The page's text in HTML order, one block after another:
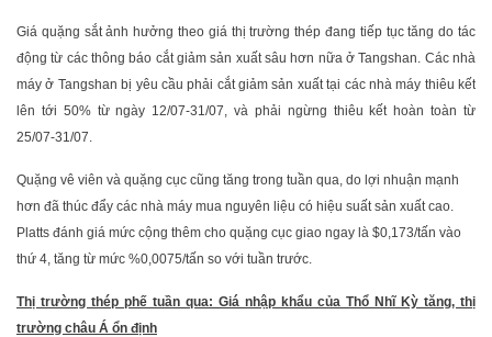
Giá quặng sắt ảnh hưởng theo giá thị trường thép đang tiếp tục tăng do tác
động từ các thông báo cắt giảm sản xuất sâu hơn nữa ở Tangshan. Các nhà
máy ở Tangshan bị yêu cầu phải cắt giảm sản xuất tại các nhà máy thiêu kết
lên tới 50% từ ngày 12/07-31/07, và phải ngừng thiêu kết hoàn toàn từ
25/07-31/07.
Quặng vê viên và quặng cục cũng tăng trong tuần qua, do lợi nhuận mạnh
hơn đã thúc đẩy các nhà máy mua nguyên liệu có hiệu suất sản xuất cao.
Platts đánh giá mức cộng thêm cho quặng cục giao ngay là $0,173/tấn vào
thứ 4, tăng từ mức %0,0075/tấn so với tuần trước.
Thị trường thép phế tuần qua: Giá nhập khẩu của Thổ Nhĩ Kỳ tăng, thị
trường châu Á ổn định